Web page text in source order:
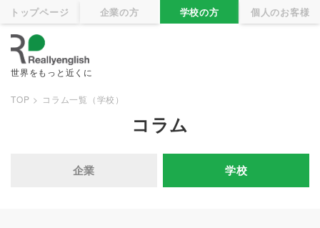
トップページ 企業の方 学校の方 個人のお客様
世界をもっと近くに
パ
TOP コラム一覧（学校）
コラム
企業 学校